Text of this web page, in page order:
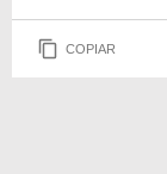
COPIAR